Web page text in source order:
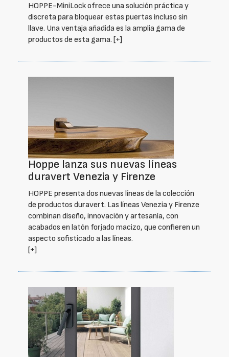
HOPPE-MiniLock ofrece una solución práctica y
discreta para bloquear estas puertas incluso sin
llave. Una ventaja añadida es la amplia gama de
productos de esta gama. [+]
Hoppe lanza sus nuevas líneas
duravert Venezia y Firenze
HOPPE presenta dos nuevas líneas de la colección
de productos duravert. Las líneas Venezia y Firenze
combinan diseño, innovación y artesanía, con
acabados en latón forjado macizo, que confieren un
aspecto sofisticado a las líneas.
[+]